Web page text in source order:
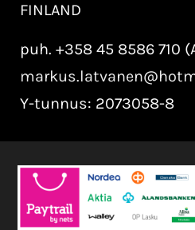
FINLAND
puh. +358 45 8586 710
Y-tunnus: 2073058-8